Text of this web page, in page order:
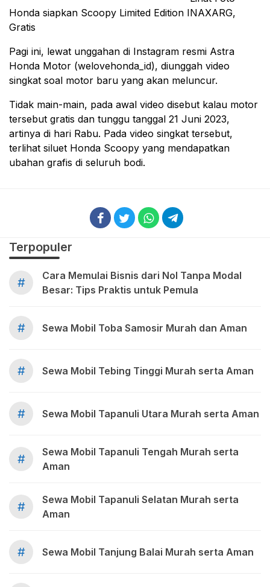
Honda siapkan Scoopy Limited Edition INAXARG,
Gratis
Pagi ini, lewat unggahan di Instagram resmi Astra
Honda Motor (welovehonda_id), diunggah video
singkat soal motor baru yang akan meluncur.
Tidak main-main, pada awal video disebut kalau motor
tersebut gratis dan tunggu tanggal 21 Juni 2023,
artinya di hari Rabu. Pada video singkat tersebut,
terlihat siluet Honda Scoopy yang mendapatkan
ubahan grafis di seluruh bodi.
Terpopuler
#
Cara Memulai Bisnis dari Nol Tanpa Modal
Besar: Tips Praktis untuk Pemula
# Sewa Mobil Toba Samosir Murah dan Aman
# Sewa Mobil Tebing Tinggi Murah serta Aman
# Sewa Mobil Tapanuli Utara Murah serta Aman
#
Sewa Mobil Tapanuli Tengah Murah serta
Aman
#
Sewa Mobil Tapanuli Selatan Murah serta
Aman
# Sewa Mobil Tanjung Balai Murah serta Aman